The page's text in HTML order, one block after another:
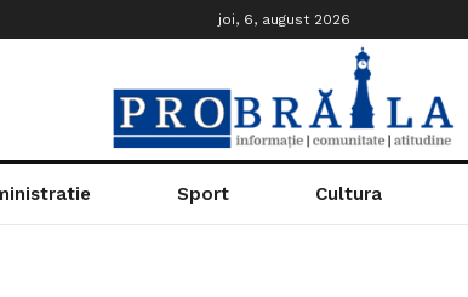
joi, 6, august 2026
Sport Cultura